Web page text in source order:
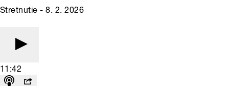
Stretnutie - 8. 2. 2026
11:42